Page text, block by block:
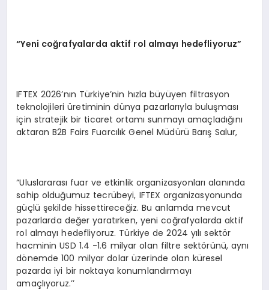
“Yeni coğrafyalarda aktif rol almayı hedefliyoruz”
IFTEX 2026’nın Türkiye’nin hızla büyüyen filtrasyon
teknolojileri üretiminin dünya pazarlarıyla buluşması
için stratejik bir ticaret ortamı sunmayı amaçladığını
aktaran B2B Fairs Fuarcılık Genel Müdürü Barış Salur,
“Uluslararası fuar ve etkinlik organizasyonları alanında
sahip olduğumuz tecrübeyi, IFTEX organizasyonunda
güçlü şekilde hissettireceğiz. Bu anlamda mevcut
pazarlarda değer yaratırken, yeni coğrafyalarda aktif
rol almayı hedefliyoruz. Türkiye de 2024 yılı sektör
hacminin USD 1.4 -1.6 milyar olan filtre sektörünü, aynı
dönemde 100 milyar dolar üzerinde olan küresel
pazarda iyi bir noktaya konumlandırmayı
amaçlıyoruz.’’